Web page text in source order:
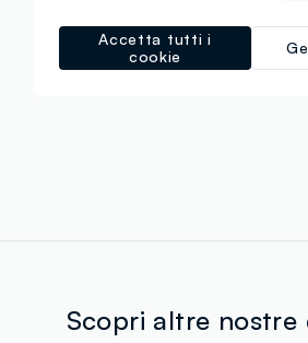
Scopri altre nostre
Accetta tutti i
cookie